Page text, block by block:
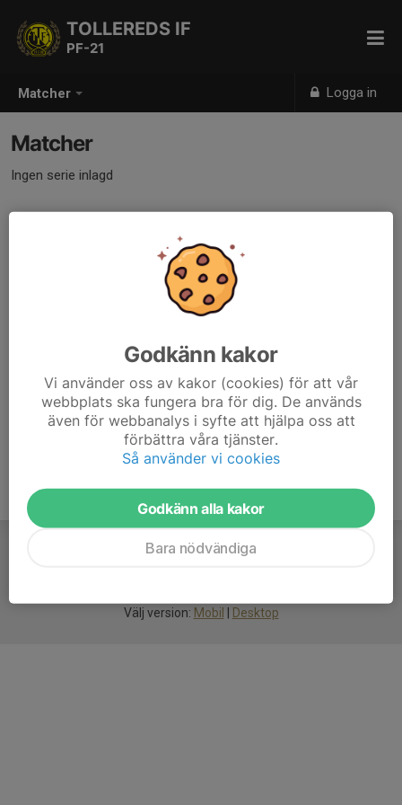
Matcher Logga in
TOLLEREDS IF
PF-21
Matcher
Ingen serie inlagd
Välj version: Mobil Desktop
Godkänn kakor
Vi använder oss av kakor (cookies) för att vår
webbplats ska fungera bra för dig. De används
även för webbanalys i syfte att hjälpa oss att
förbättra våra tjänster.
Så använder vi cookies
Godkänn alla kakor
Bara nödvändiga